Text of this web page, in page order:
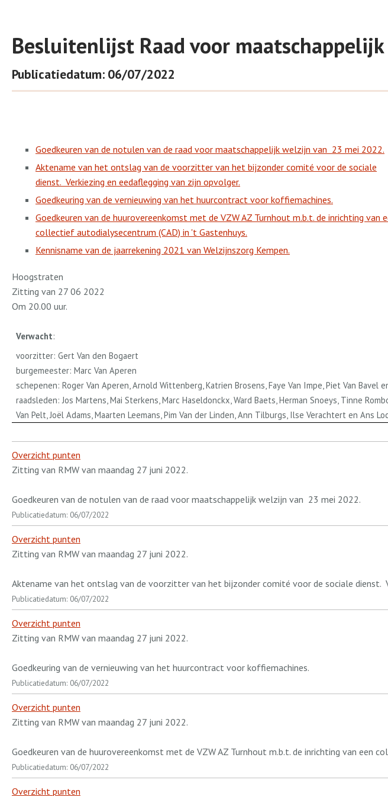
Besluitenlijst Raad voor
Publicatiedatum: 06/07/2022
Goedkeuren van de notulen van de raad voor maatschappelijk welzijn van 23 mei 2022.
Aktename van het ontslag van de voorzitter van het bijzonder comité voor de sociale
dienst. Verkiezing en eedaflegging van zijn opvolger.
Goedkeuring van de vernieuwing van het huurcontract voor koffiemachines.
Goedkeuren van de huurovereenkomst met de VZW AZ Turnhout m.b.t. de inrichting van
collectief autodialysecentrum (CAD) in 't Gastenhuys.
Kennisname van de jaarrekening 2021 van Welzijnszorg Kempen.
Hoogstraten
Zitting van 27 06 2022
Om 20.00 uur.
Verwacht:
voorzitter: Gert Van den Bogaert
burgemeester: Marc Van Aperen
schepenen: Roger Van Aperen, Arnold Wittenberg, Katrien Brosens, Faye Van Impe, Piet Van Bavel
raadsleden: Jos Martens, Mai Sterkens, Marc Haseldonckx, Ward Baets, Herman Snoeys, Tinne
Van Pelt, Joël Adams, Maarten Leemans, Pim Van der Linden, Ann Tilburgs, Ilse Verachtert en Ans
Overzicht punten
Zitting van RMW van maandag 27 juni 2022.
Goedkeuren van de notulen van de raad voor maatschappelijk welzijn van 23 mei 2022.
Publicatiedatum: 06/07/2022
Overzicht punten
Zitting van RMW van maandag 27 juni 2022.
Aktename van het ontslag van de voorzitter van het bijzonder comité voor de sociale dienst.
Publicatiedatum: 06/07/2022
Overzicht punten
Zitting van RMW van maandag 27 juni 2022.
Goedkeuring van de vernieuwing van het huurcontract voor koffiemachines.
Publicatiedatum: 06/07/2022
Overzicht punten
Zitting van RMW van maandag 27 juni 2022.
Goedkeuren van de huurovereenkomst met de VZW AZ Turnhout m.b.t. de inrichting van een
Publicatiedatum: 06/07/2022
Overzicht punten